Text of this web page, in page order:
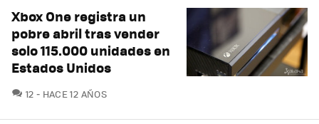
Xbox One registra un
pobre abril tras vender
solo 115.000 unidades en
Estados Unidos
12 COMENTARIOS
HACE 12 AÑOS